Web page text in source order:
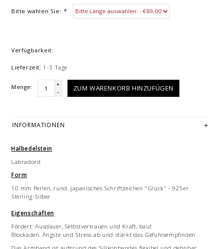
Bitte wählen Sie: *
Verfügbarkeit:
Lieferzeit: 1-3 Tage
Menge:
+
-
ZUM WARENKORB HINZUFÜGEN
INFORMATIONEN
Halbedelstein
Labradorit
Form
10 mm Perlen, rund, japanisches Schriftzeichen "Glück" - 925er
Sterling-Silber
Eigenschaften
Fördert: Ausdauer, Selbstvertrauen und Kraft, baut
Blockaden, Ängste und Stress ab und stärkt das Gefühlsempfinden